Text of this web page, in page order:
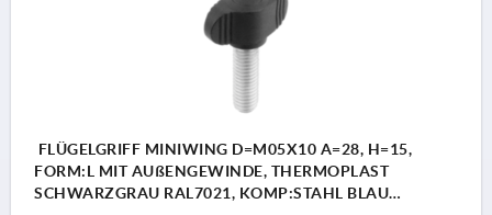
FLÜGELGRIFF MINIWING D=M05X10 A=28, H=15,
FORM:L MIT AUßENGEWINDE, THERMOPLAST
SCHWARZGRAU RAL7021, KOMP:STAHL BLAU